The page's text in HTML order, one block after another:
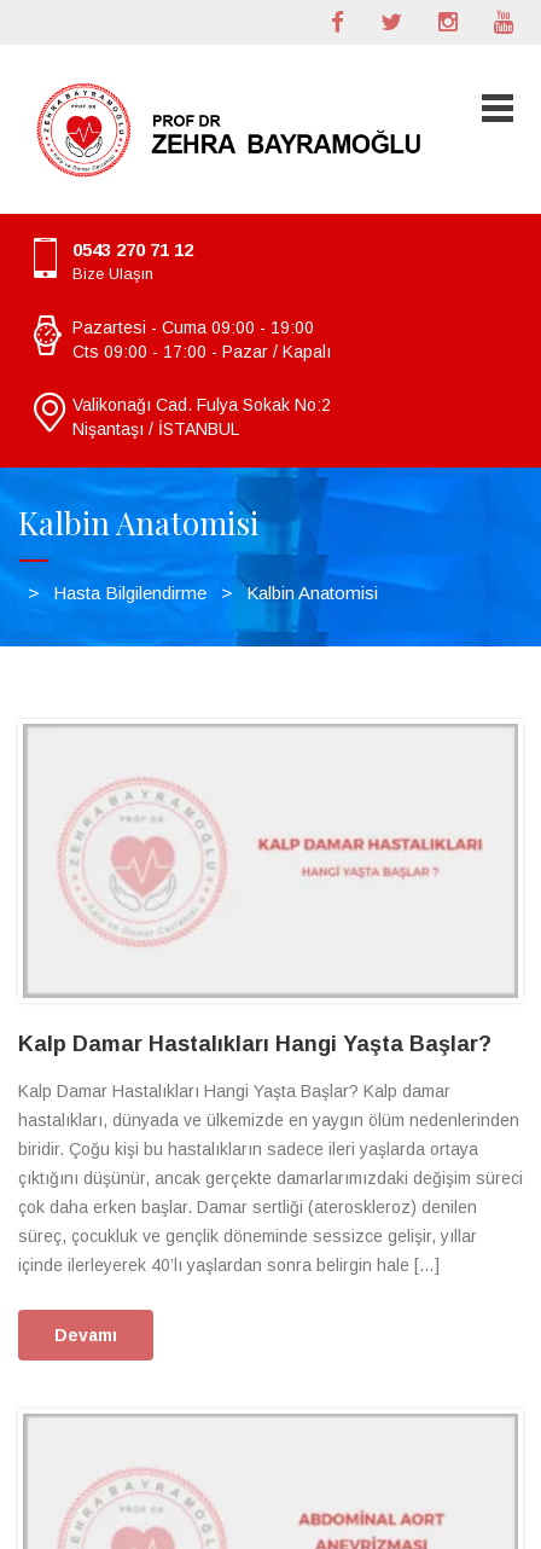
0543 270 71 12
Bize Ulaşın
Pazartesi - Cuma 09:00 - 19:00
Cts 09:00 - 17:00 - Pazar / Kapalı
Valikonağı Cad. Fulya Sokak No:2
Nişantaşı / İSTANBUL
Kalbin Anatomisi
> Hasta Bilgilendirme > Kalbin Anatomisi
Kalp Damar Hastalıkları Hangi Yaşta Başlar?
Kalp Damar Hastalıkları Hangi Yaşta Başlar? Kalp damar
hastalıkları, dünyada ve ülkemizde en yaygın ölüm nedenlerinden
biridir. Çoğu kişi bu hastalıkların sadece ileri yaşlarda ortaya
çıktığını düşünür, ancak gerçekte damarlarımızdaki değişim süreci
çok daha erken başlar. Damar sertliği (ateroskleroz) denilen
süreç, çocukluk ve gençlik döneminde sessizce gelişir, yıllar
içinde ilerleyerek 40’lı yaşlardan sonra belirgin hale […]
Devamı